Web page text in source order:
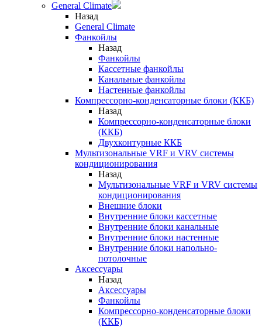
General Climate
Назад
General Climate
Фанкойлы
Назад
Фанкойлы
Кассетные фанкойлы
Канальные фанкойлы
Настенные фанкойлы
Компрессорно-конденсаторные блоки (ККБ)
Назад
Компрессорно-конденсаторные блоки
(ККБ)
Двухконтурные ККБ
Мультизональные VRF и VRV системы
кондиционирования
Назад
Мультизональные VRF и VRV системы
кондиционирования
Внешние блоки
Внутренние блоки кассетные
Внутренние блоки канальные
Внутренние блоки настенные
Внутренние блоки напольно-
потолочные
Аксессуары
Назад
Аксессуары
Фанкойлы
Компрессорно-конденсаторные блоки
(ККБ)